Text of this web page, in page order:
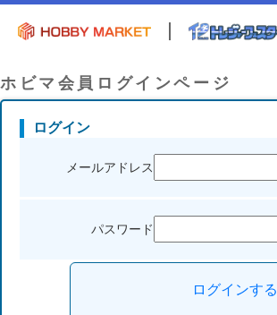
ホビマ会員ログインページ
ログイン
メールアドレス
パスワード
ログインする